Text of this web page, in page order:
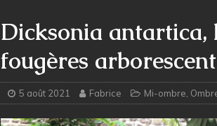
Dicksonia antartica,
fougères
5 août 2021 Fabrice Mi-ombre